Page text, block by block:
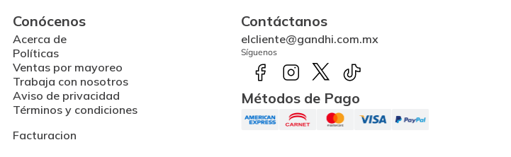
Conócenos
Acerca de
Políticas
Ventas por mayoreo
Trabaja con nosotros
Aviso de privacidad
Términos y condiciones
Facturacion
Contáctanos
elcliente@gandhi.com.mx
Síguenos
Métodos de Pago